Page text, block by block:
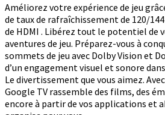
Améliorez votre expérience de jeu
de taux de rafraîchissement de 120/
de HDMI . Libérez tout le potentiel de
aventures de jeu. Préparez-vous à
sommets de jeu avec Dolby Vision et
d’un engagement visuel et sonore
Le divertissement que vous aimez.
Google TV rassemble des films, des
encore à partir de vos applications et